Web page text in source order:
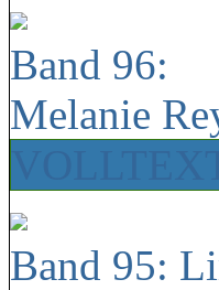
Band 96:
Melanie
Band 95: